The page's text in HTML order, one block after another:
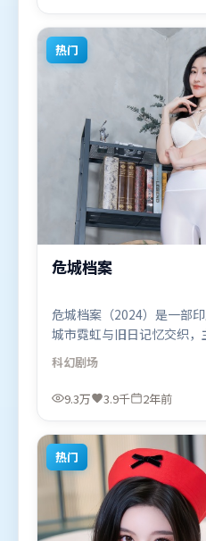
线，适合喜欢悬疑题材的观
热门
危城档案
危城档案（2024）是一部
城市霓虹与旧日记忆交织
断付出代价。动作场面设计
分同样扎实耐嚼。由贾樟
沈腾，孙艺珍等联袂出演。
观众观看。
科幻剧场
9.3万 3.9千 2年前
热门